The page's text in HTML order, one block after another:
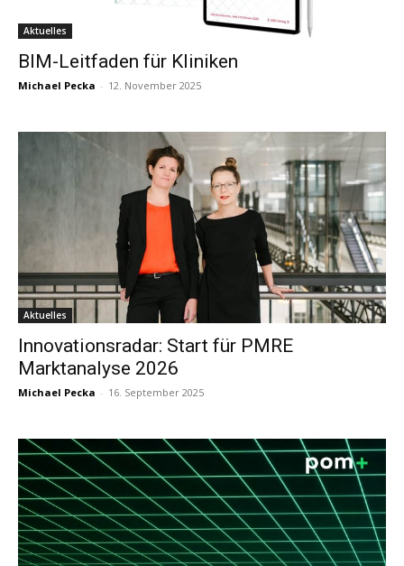
Aktuelles
BIM-Leitfaden für Kliniken
Michael Pecka - 12. November 2025
Aktuelles
Innovationsradar: Start für PMRE
Marktanalyse 2026
Michael Pecka - 16. September 2025